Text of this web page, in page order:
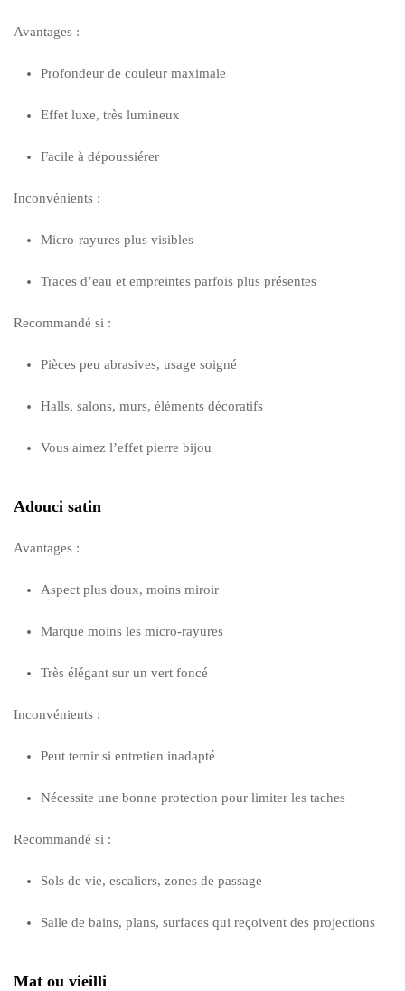
Avantages :
Profondeur de couleur maximale
Effet luxe, très lumineux
Facile à dépoussiérer
Inconvénients :
Micro-rayures plus visibles
Traces d’eau et empreintes parfois plus présentes
Recommandé si :
Pièces peu abrasives, usage soigné
Halls, salons, murs, éléments décoratifs
Vous aimez l’effet pierre bijou
Adouci satin
Avantages :
Aspect plus doux, moins miroir
Marque moins les micro-rayures
Très élégant sur un vert foncé
Inconvénients :
Peut ternir si entretien inadapté
Nécessite une bonne protection pour limiter les taches
Recommandé si :
Sols de vie, escaliers, zones de passage
Salle de bains, plans, surfaces qui reçoivent des projections
Mat ou vieilli